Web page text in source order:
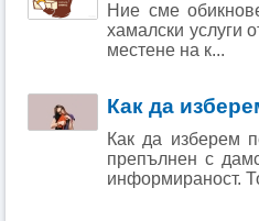
Ние сме
хамалски услуги
местене на к...
Как да
Как да изберем
препълнен с
информираност.